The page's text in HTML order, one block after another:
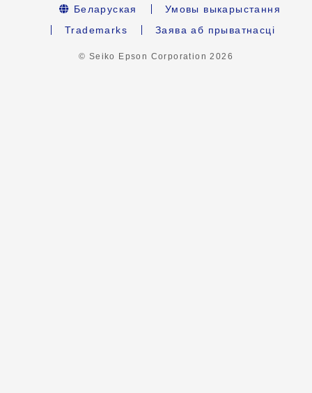
Беларуская
Умовы выкарыстання
Trademarks
Заява аб прыватнасці
© Seiko Epson Corporation2026